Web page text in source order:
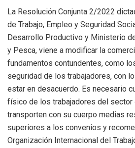
La Resolución Conjunta 2/2022
de Trabajo, Empleo y Seguridad
Desarrollo Productivo y Ministerio
y Pesca, viene a modificar la
fundamentos contundentes, como
seguridad de los trabajadores, con
estar en desacuerdo. Es necesario
físico de los trabajadores del sector
transporten con su cuerpo medias
superiores a los convenios y
Organización Internacional del